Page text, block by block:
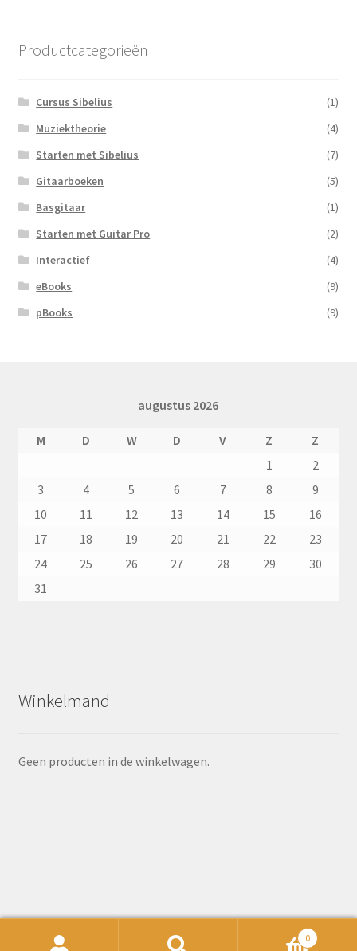
Productcategorieën
Cursus Sibelius
(1)
Muziektheorie
(4)
Starten met Sibelius
(7)
Gitaarboeken
(5)
Basgitaar
(1)
Starten met Guitar Pro
(2)
Interactief
(4)
eBooks
(9)
pBooks
(9)
augustus 2026
M D W D V Z
Z
1
2
3
4 5 6 7 8
9
10
11 12 13 14 15
16
17
18 19 20 21 22
23
24
25 26 27 28 29
30
31
Winkelmand
Geen producten in de winkelwagen.
0